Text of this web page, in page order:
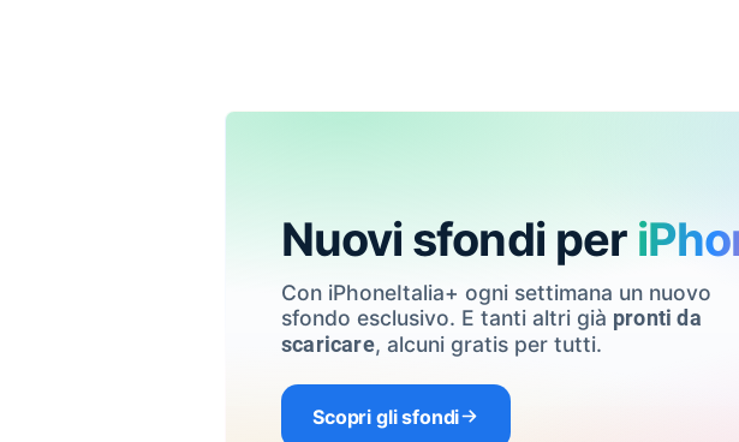
Nuovi sfondi per
Con iPhoneItalia+ ogni settimana un nuovo
sfondo esclusivo. E tanti altri già pronti da
scaricare, alcuni gratis per tutti.
Scopri gli sfondi